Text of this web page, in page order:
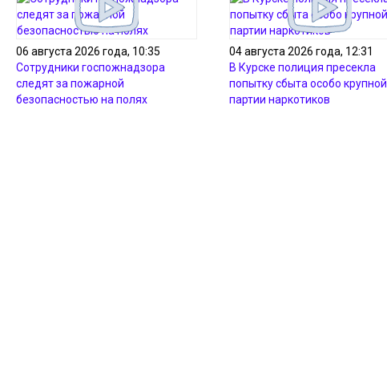
06 августа 2026 года, 10:35
Сотрудники госпожнадзора
следят за пожарной
безопасностью на полях
04 августа 2026 года, 12:31
В Курске полиция пресекла
попытку сбыта особо крупной
партии наркотиков